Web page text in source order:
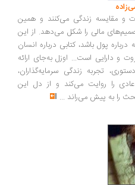
و مقایسه زندگی می‌کنند و همین
مالی را شکل می‌دهد. از این
پول باشد، کتابی درباره انسان
و دارایی است... اوزل به‌جای ارائه
تجربه زندگی سرمایه‌گذاران،
عادی را روایت می‌کند و از دل این
را به پیش می‌راند ...